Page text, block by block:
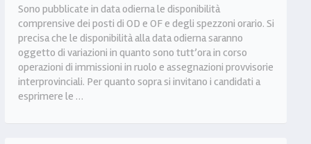
Sono pubblicate in data odierna le disponibilità
comprensive dei posti di OD e OF e degli spezzoni orario. Si
precisa che le disponibilità alla data odierna saranno
oggetto di variazioni in quanto sono tutt’ora in corso
operazioni di immissioni in ruolo e assegnazioni provvisorie
interprovinciali. Per quanto sopra si invitano i candidati a
esprimere le …